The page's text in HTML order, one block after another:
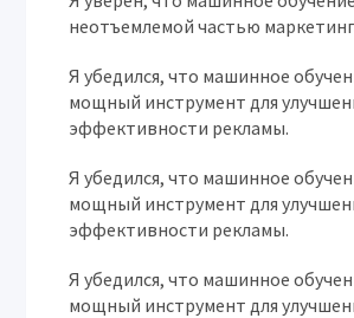
неотъемлемой частью
Я убедился, что машинное
мощный инструмент для
эффективности рекламы.
Я убедился, что машинное
мощный инструмент для
эффективности рекламы.
Я убедился, что машинное
мощный инструмент для